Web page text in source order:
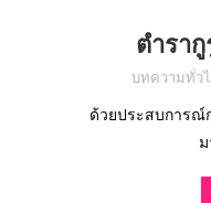
ตำรา
บทความทั่ว
ด้วยประสบการณ์
ม